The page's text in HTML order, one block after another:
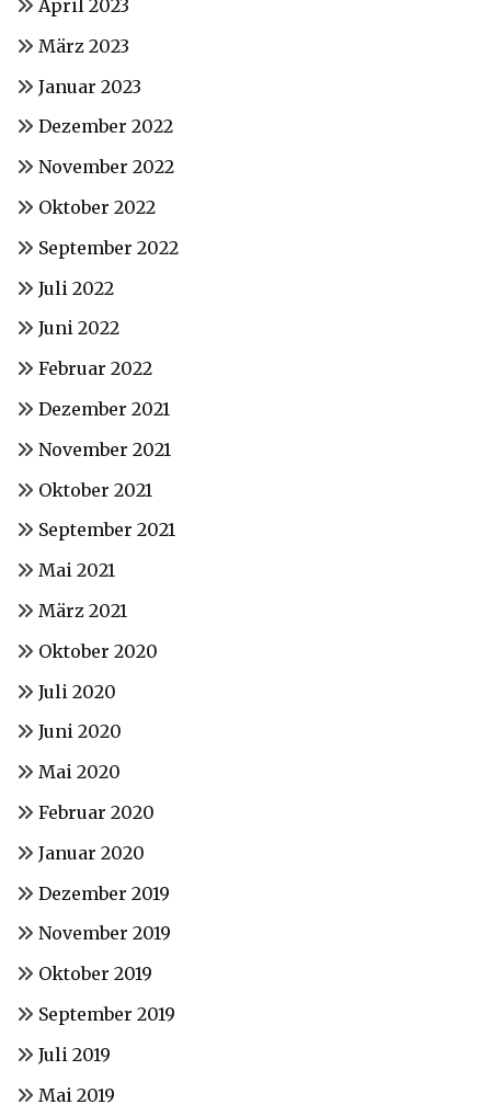
April 2023
März 2023
Januar 2023
Dezember 2022
November 2022
Oktober 2022
September 2022
Juli 2022
Juni 2022
Februar 2022
Dezember 2021
November 2021
Oktober 2021
September 2021
Mai 2021
März 2021
Oktober 2020
Juli 2020
Juni 2020
Mai 2020
Februar 2020
Januar 2020
Dezember 2019
November 2019
Oktober 2019
September 2019
Juli 2019
Mai 2019